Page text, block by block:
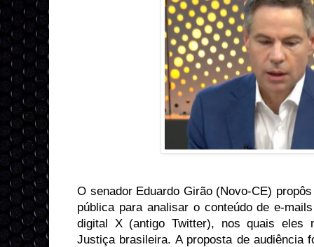
O senador Eduardo Girão (Novo-CE)
pública para analisar o conteúdo de e-
digital X (antigo Twitter), nos quais eles
Justiça brasileira. A proposta de audiência